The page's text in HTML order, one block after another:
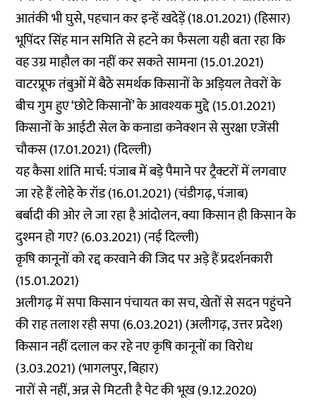
आतंकी भी घुसे, पहचान कर इन्हें खदेड़ें(18.01.2021) (हिसार)
भूपिंदर सिंह मान समिति से हटने का फैसला यही बता रहा कि
वह उग्र माहौल का नहीं कर सकते सामना(15.01.2021)
वाटरप्रूफ तंबुओं में बैठे समर्थक किसानों के अड़ियल तेवरों के
बीच गुम हुए ‘छोटे किसानों’ के आवश्यक मुद्दे (15.01.2021)
किसानों के आईटी सेल के कनाडा कनेक्शन से सुरक्षा एजेंसी
चौकस(17.01.2021) (दिल्ली)
यह कैसा शांति मार्च: पंजाब में बड़े पैमाने पर ट्रैक्टरों में लगवाए
जा रहे हैं लोहे के रॉड(16.01.2021) (चंडीगढ़, पंजाब)
बर्बादी की ओर ले जा रहा है आंदोलन, क्या किसान ही किसान के
दुश्मन हो गए?(6.03.2021) (नई दिल्ली)
कृषि कानूनों को रद्द करवाने की जिद पर अड़े हैं प्रदर्शनकारी
(15.01.2021)
अलीगढ़ में सपा किसान पंचायत का सच, खेतों से सदन पहुंचने
की राह तलाश रही सपा(6.03.2021) (अलीगढ़, उत्तर प्रदेश)
किसान नहीं दलाल कर रहे नए कृषि कानूनों का विरोध
(3.03.2021) (भागलपुर, बिहार)
नारों से नहीं, अन्न से मिटती है पेट की भूख(9.12.2020)